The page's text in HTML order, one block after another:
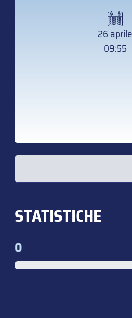
26 aprile
09:55
STATISTICHE
0